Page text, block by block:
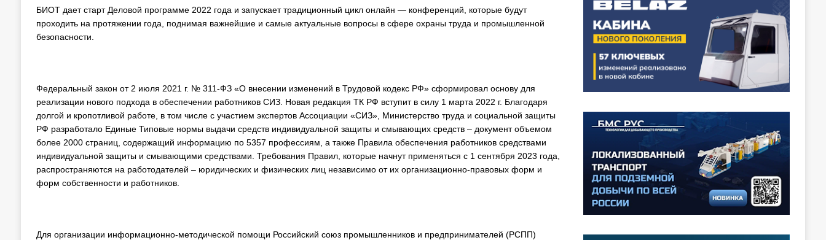
БИОТ дает старт Деловой программе 2022 года и запускает традиционный цикл онлайн — конференций, которые будут
проходить на протяжении года, поднимая важнейшие и самые актуальные вопросы в сфере охраны труда и промышленной
безопасности.
Федеральный закон от 2 июля 2021 г. № 311-ФЗ «О внесении изменений в Трудовой кодекс РФ» сформировал основу для
реализации нового подхода в обеспечении работников СИЗ. Новая редакция ТК РФ вступит в силу 1 марта 2022 г. Благодаря
долгой и кропотливой работе, в том числе с участием экспертов Ассоциации «СИЗ», Министерство труда и социальной защиты
РФ разработало Единые Типовые нормы выдачи средств индивидуальной защиты и смывающих средств – документ объемом
более 2000 страниц, содержащий информацию по 5357 профессиям, а также Правила обеспечения работников средствами
индивидуальной защиты и смывающими средствами. Требования Правил, которые начнут применяться с 1 сентября 2023 года,
распространяются на работодателей – юридических и физических лиц независимо от их организационно-правовых форм и
форм собственности и работников.
Для организации информационно-методической помощи Российский союз промышленников и предпринимателей (РСПП)